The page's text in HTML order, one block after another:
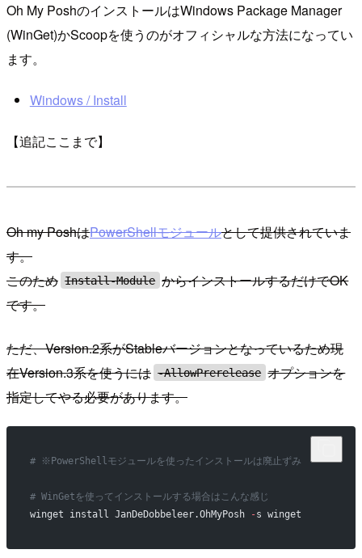
Oh My PoshのインストールはWindows Package Manager
(WinGet)かScoopを使うのがオフィシャルな方法になってい
ます。
Windows / Install
【追記ここまで】
Oh my PoshはPowerShellモジュールとして提供されていま
す。
このため Install-Module からインストールするだけでOK
です。
ただ、Version.2系がStableバージョンとなっているため現
在Version.3系を使うには -AllowPrerelease オプションを
指定してやる必要があります。
# ※PowerShellモジュールを使ったインストールは廃止ずみ
# WinGetを使ってインストールする場合はこんな感じ
winget install JanDeDobbeleer.OhMyPosh
-s winget